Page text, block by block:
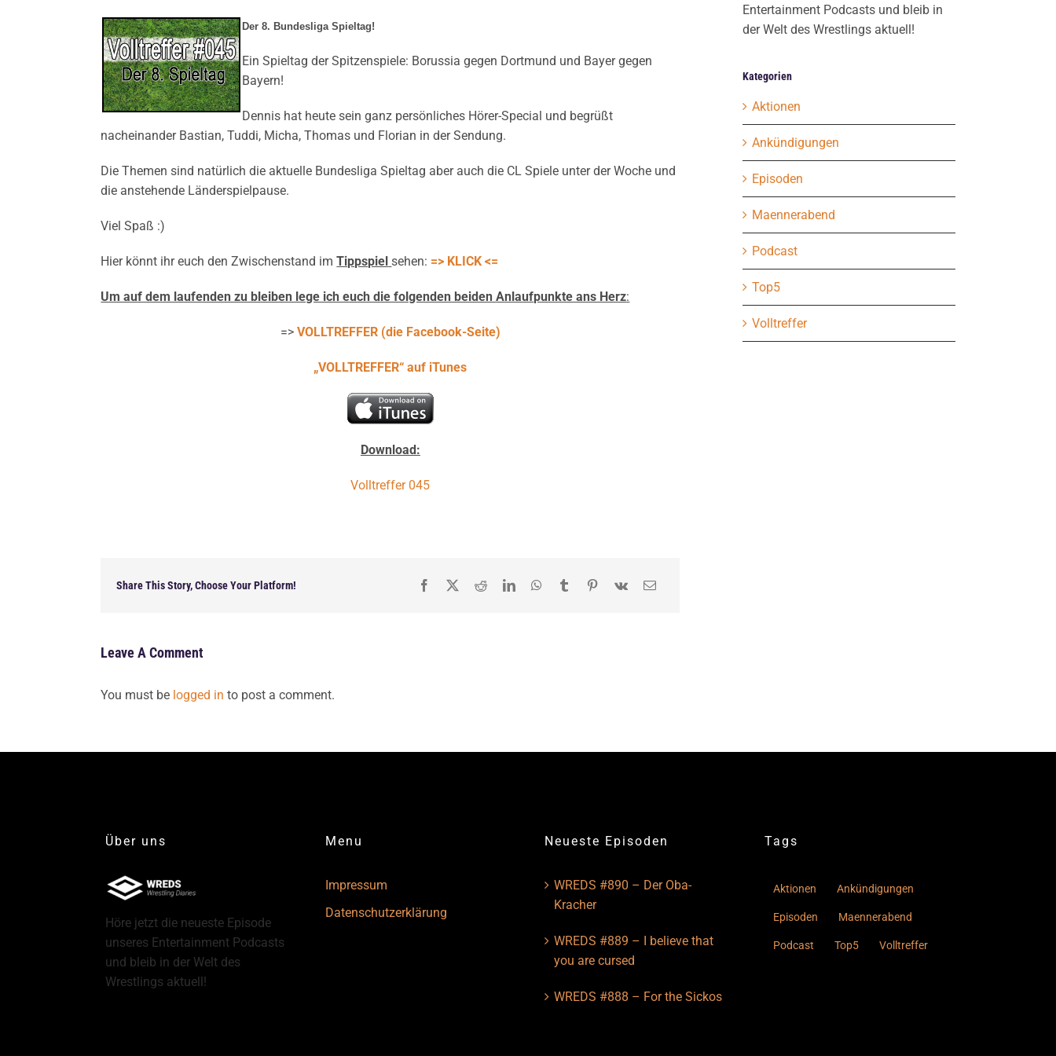
Der 8. Bundesliga Spieltag!
Ein Spieltag der Spitzenspiele: Borussia gegen Dortmund und Bayer gegen
Bayern!
Dennis hat heute sein ganz persönliches Hörer-Special und begrüßt
nacheinander Bastian, Tuddi, Micha, Thomas und Florian in der Sendung.
Die Themen sind natürlich die aktuelle Bundesliga Spieltag aber auch die CL Spiele unter der Woche und
die anstehende Länderspielpause.
Viel Spaß :)
Hier könnt ihr euch den Zwischenstand imTippspiel sehen: => KLICK <=
Um auf dem laufenden zu bleiben lege ich euch die folgenden beidenAnlaufpunkte ans Herz:
=> VOLLTREFFER (die Facebook-Seite)
„VOLLTREFFER“ auf iTunes
Download:
Volltreffer 045
Share This Story, Choose Your Platform!
Leave A Comment
You must be logged in to post a comment.
Entertainment Podcasts und bleib in
der Welt des Wrestlings aktuell!
Kategorien
Aktionen
Ankündigungen
Episoden
Maennerabend
Podcast
Top5
Volltreffer
Über uns
Höre jetzt die neueste Episode
unseres Entertainment Podcasts
und bleib in der Welt des
Wrestlings aktuell!
Menu
Impressum
Datenschutzerklärung
Neueste Episoden
WREDS #890 – Der Oba-
Kracher
WREDS #889 – I believe that
you are cursed
WREDS #888 – For the Sickos
Tags
Aktionen Ankündigungen
Episoden Maennerabend
Podcast Top5 Volltreffer